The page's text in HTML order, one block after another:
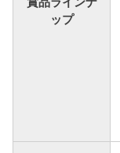
ップ